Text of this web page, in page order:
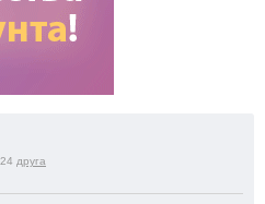
друга